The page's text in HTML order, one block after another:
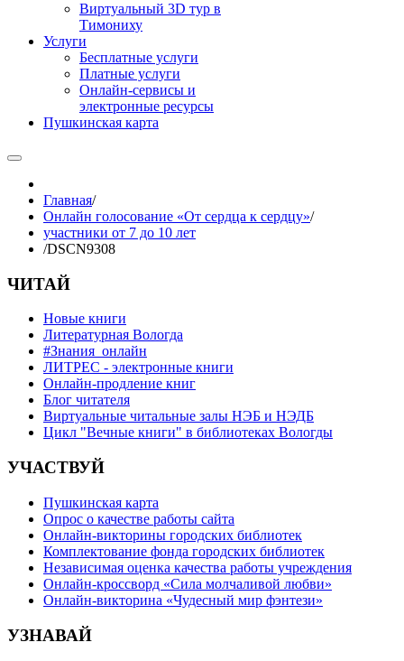
Виртуальный 3D тур в
Тимониху
Услуги
Бесплатные услуги
Платные услуги
Онлайн-сервисы и
электронные ресурсы
Пушкинская карта
Главная/
Онлайн голосование «От сердца к сердцу»/
участники от 7 до 10 лет
/DSCN9308
ЧИТАЙ
Новые книги
Литературная Вологда
#Знания_онлайн
ЛИТРЕС - электронные книги
Онлайн-продление книг
Блог читателя
Виртуальные читальные залы НЭБ и НЭДБ
Цикл "Вечные книги" в библиотеках Вологды
УЧАСТВУЙ
Пушкинская карта
Опрос о качестве работы сайта
Онлайн-викторины городских библиотек
Комплектование фонда городских библиотек
Независимая оценка качества работы учреждения
Онлайн-кроссворд «Сила молчаливой любви»
Онлайн-викторина «Чудесный мир фэнтези»
УЗНАВАЙ